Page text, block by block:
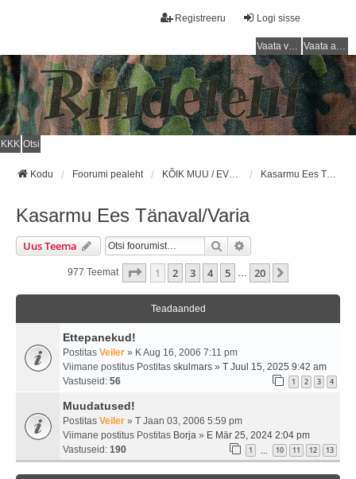
Logi sisse
Registreeru
Vaata vastamata teemasi Vaata aktiivseid teemasid
KKK Otsi
Kodu Foorumi pealeht KÕIK MUU / EVERYTHING ELSE Kasarmu Ees Tänaval/Varia
Kasarmu Ees Tänaval/Varia
Uus Teema Otsi
977 Teemat . Leht20 -st
1 2 3 4 5 … 20
Teadaanded
Ettepanekud!
Postitas Veiler » K Aug 16, 2006 7:11 pm
Viimane postitus Postitas skulmars » T Juul 15, 2025 9:42 am
Vastuseid: 56 1 2 3 4
Muudatused!
Postitas Veiler » T Jaan 03, 2006 5:59 pm
Viimane postitus Postitas Borja » E Mär 25, 2024 2:04 pm
Vastuseid: 190 1 10 11 12 13